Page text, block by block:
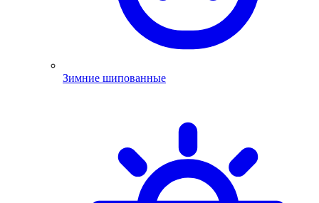
Зимние шипованные